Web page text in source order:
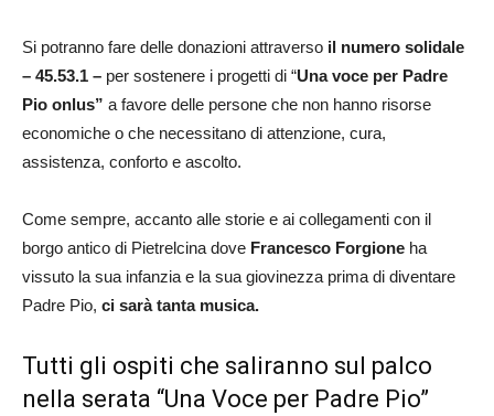
Si potranno fare delle donazioni attraverso il numero solidale
– 45.53.1 – per sostenere i progetti di “Una voce per Padre
Pio onlus” a favore delle persone che non hanno risorse
economiche o che necessitano di attenzione, cura,
assistenza, conforto e ascolto.
Come sempre, accanto alle storie e ai collegamenti con il
borgo antico di Pietrelcina dove Francesco Forgione ha
vissuto la sua infanzia e la sua giovinezza prima di diventare
Padre Pio, ci sarà tanta musica.
Tutti gli ospiti che saliranno sul palco
nella serata “Una Voce per Padre Pio”